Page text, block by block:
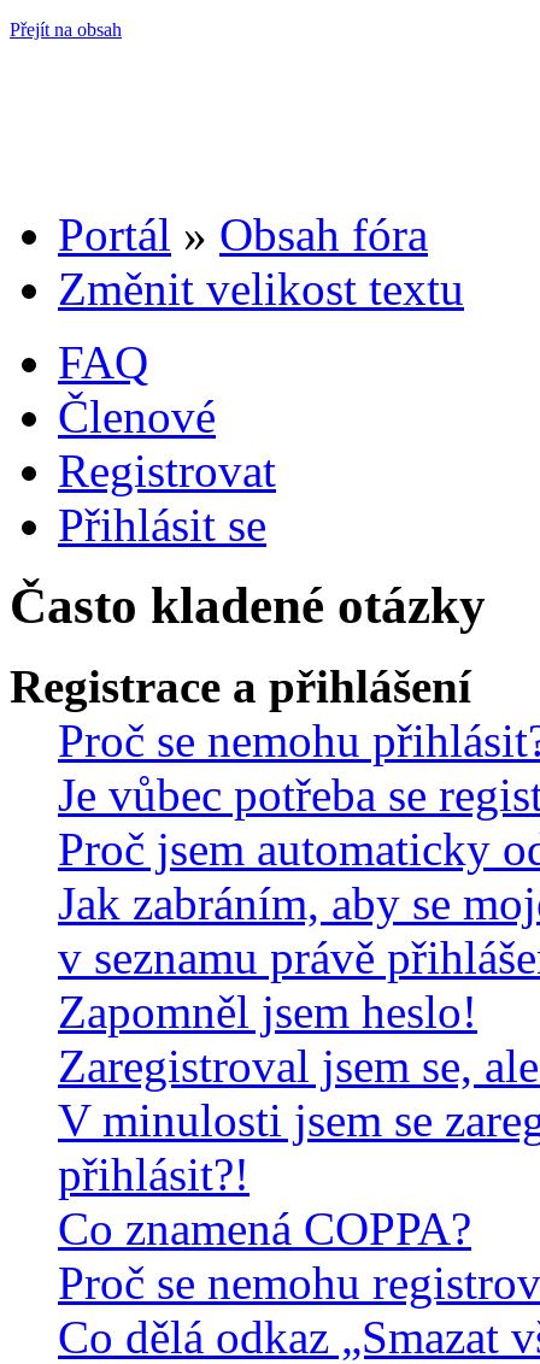
Přejít na obsah
Portál » Obsah fóra
Změnit velikost textu
FAQ
Členové
Registrovat
Přihlásit se
Často kladené otázky
Registrace a přihlášení
Proč se nemohu
Je vůbec potřeba se
Proč jsem automaticky
Jak zabráním, aby se
v seznamu právě
Zapomněl jsem heslo!
Zaregistroval jsem se,
V minulosti jsem se
přihlásit?!
Co znamená COPPA?
Proč se nemohu
Co dělá odkaz „Smazat